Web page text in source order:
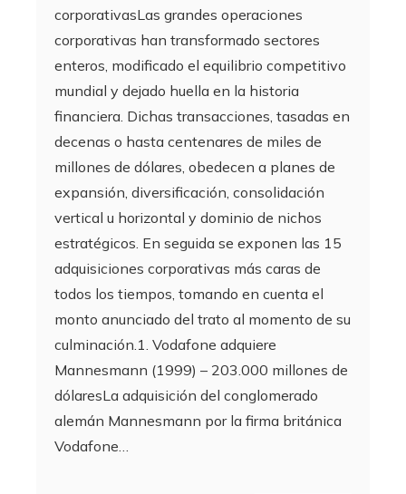
corporativasLas grandes operaciones
corporativas han transformado sectores
enteros, modificado el equilibrio competitivo
mundial y dejado huella en la historia
financiera. Dichas transacciones, tasadas en
decenas o hasta centenares de miles de
millones de dólares, obedecen a planes de
expansión, diversificación, consolidación
vertical u horizontal y dominio de nichos
estratégicos. En seguida se exponen las 15
adquisiciones corporativas más caras de
todos los tiempos, tomando en cuenta el
monto anunciado del trato al momento de su
culminación.1. Vodafone adquiere
Mannesmann (1999) – 203.000 millones de
dólaresLa adquisición del conglomerado
alemán Mannesmann por la firma británica
Vodafone…